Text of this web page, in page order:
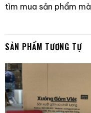
tìm mua sản phẩm
SẢN PHẨM TƯƠNG TỰ